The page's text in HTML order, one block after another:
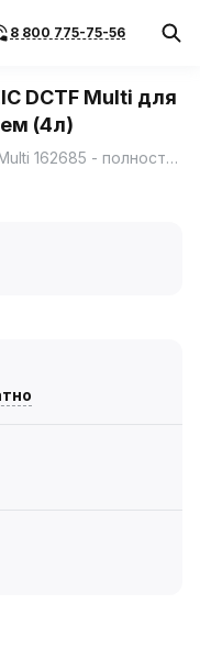
8 800 775-75-56
DCTF Multi для
(4л)
Масло трансмиссионное ZIC DCTF Multi 162685 - полностью синтетическое масло для роботизированных коробок передач с двойным сцеплением (DCT).